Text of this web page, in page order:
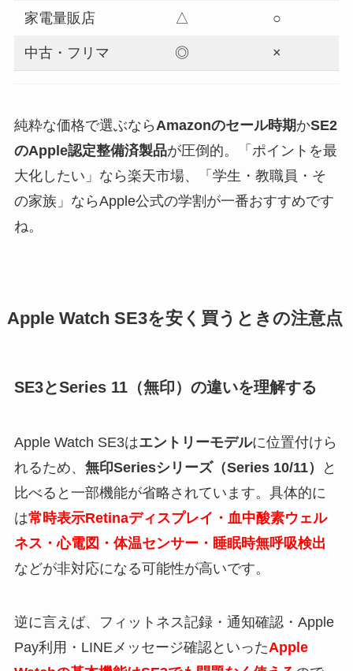
家電量販店 △ ○
中古・フリマ ◎ ×
純粋な価格で選ぶならAmazonのセール時期かSE2
のApple認定整備済製品が圧倒的。「ポイントを最
大化したい」なら楽天市場、「学生・教職員・そ
の家族」ならApple公式の学割が一番おすすめです
ね。
Apple Watch SE3を安く買うときの注意点
SE3とSeries 11（無印）の違いを理解する
Apple Watch SE3はエントリーモデルに位置付けら
れるため、 無印Seriesシリーズ（Series 10/11）
と
比べると一部機能が省略されています。具体的に
は常時表示Retinaディスプレイ・血中酸素ウェル
ネス・心電図・体温センサー・睡眠時無呼吸検出
などが非対応になる可能性が高いです。
逆に言えば、フィットネス記録・通知確認・Apple
Pay利用・LINEメッセージ確認といったApple